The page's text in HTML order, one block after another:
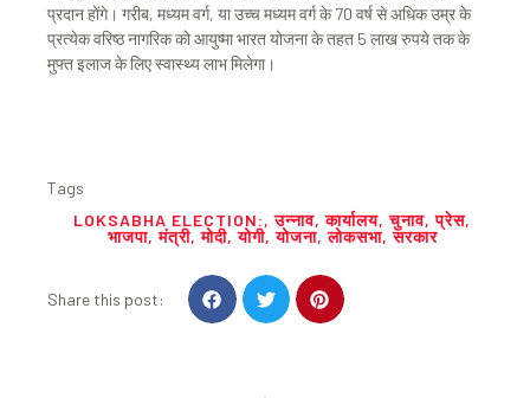
प्रदान होंगे। गरीब, मध्यम वर्ग, या उच्च मध्यम वर्ग के 70 वर्ष से अधिक उम्र के
प्रत्येक वरिष्ठ नागरिक को आयुष्मा भारत योजना के तहत 5 लाख रुपये तक के
मुफ्त इलाज के लिए स्वास्थ्य लाभ मिलेगा।
Tags
LOKSABHA ELECTION:,उन्नाव,कार्यालय,चुनाव,प्रेस,
भाजपा,मंत्री,मोदी,योगी,योजना,लोकसभा,सरकार
Share this post:
h
h
h